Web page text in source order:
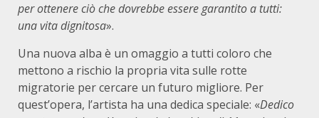
per ottenere ciò che dovrebbe essere garantito a tutti:
una vita dignitosa».
Una nuova alba è un omaggio a tutti coloro che
mettono a rischio la propria vita sulle rotte
migratorie per cercare un futuro migliore. Per
quest’opera, l’artista ha una dedica speciale: «Dedico